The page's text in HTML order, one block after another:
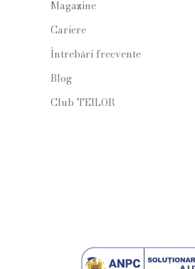
Magazine
Cariere
Întrebări frecvente
Blog
Club TEILOR